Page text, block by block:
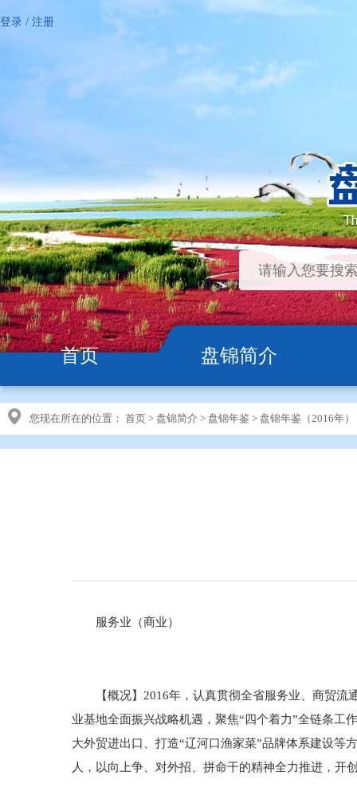
登录 / 注册
首页 盘锦简介
您现在所在的位置： 首页 > 盘锦简介 > 盘锦年鉴 > 盘锦年鉴（2016年）
服务业（商业）
【概况】2016年，认真贯彻全省服务业、商贸流
业基地全面振兴战略机遇，聚焦“四个着力”全链条工
大外贸进出口、打造“辽河口渔家菜”品牌体系建设等
人，以向上争、对外招、拼命干的精神全力推进，开